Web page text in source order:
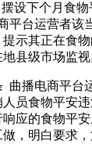
下个月食
台运营者
示其正在食
县级市场监视
电商平台
员食物平安
应的食物平
，明白要